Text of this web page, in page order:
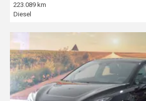
223.089 km
Diesel